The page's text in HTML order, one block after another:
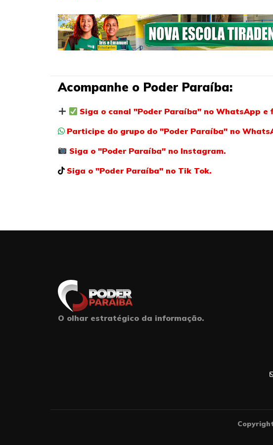
Acompanhe o Poder Paraíba:
Siga o canal "Poder Paraíba" no WhatsApp e
Participe do grupo do "Poder Paraíba" no
Siga o "Poder Paraíba" no Instagram.
Siga o "Poder Paraíba" no Tik Tok.
O olhar estratégico da informação.